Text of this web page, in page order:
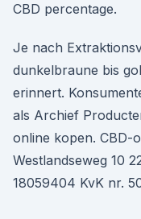
CBD percentage.
Je nach
dunkelbraune bis
erinnert.
als Archief
online kopen. CBD-
Westlandseweg 10
18059404 KvK nr.